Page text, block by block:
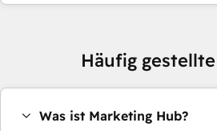
Häufig
Was ist Marketing Hub?